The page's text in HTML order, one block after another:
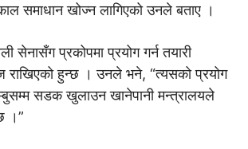
समाधान खोज्न लागिएको उनले बताए ।
सेनासँग प्रकोपमा प्रयोग गर्न तयारी
राखिएको हुन्छ । उनले भने, “त्यसको प्रयोग
सडक खुलाउन खानेपानी मन्त्रालयले
।”